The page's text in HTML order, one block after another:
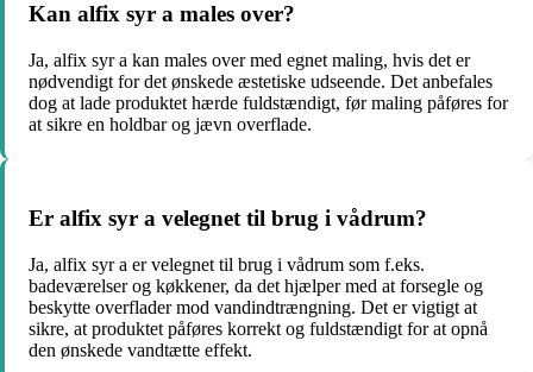
Kan alfix syr a males over?
Ja, alfix syr a kan males over med egnet maling, hvis det er
nødvendigt for det ønskede æstetiske udseende. Det anbefales
dog at lade produktet hærde fuldstændigt, før maling påføres for
at sikre en holdbar og jævn overflade.
Er alfix syr a velegnet til brug i vådrum?
Ja, alfix syr a er velegnet til brug i vådrum som f.eks.
badeværelser og køkkener, da det hjælper med at forsegle og
beskytte overflader mod vandindtrængning. Det er vigtigt at
sikre, at produktet påføres korrekt og fuldstændigt for at opnå
den ønskede vandtætte effekt.